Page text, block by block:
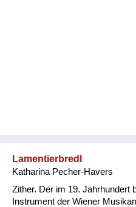
Lamentierbredl
Katharina Pecher-Havers
Zither. Der im 19. Jahrhundert
Instrument der Wiener